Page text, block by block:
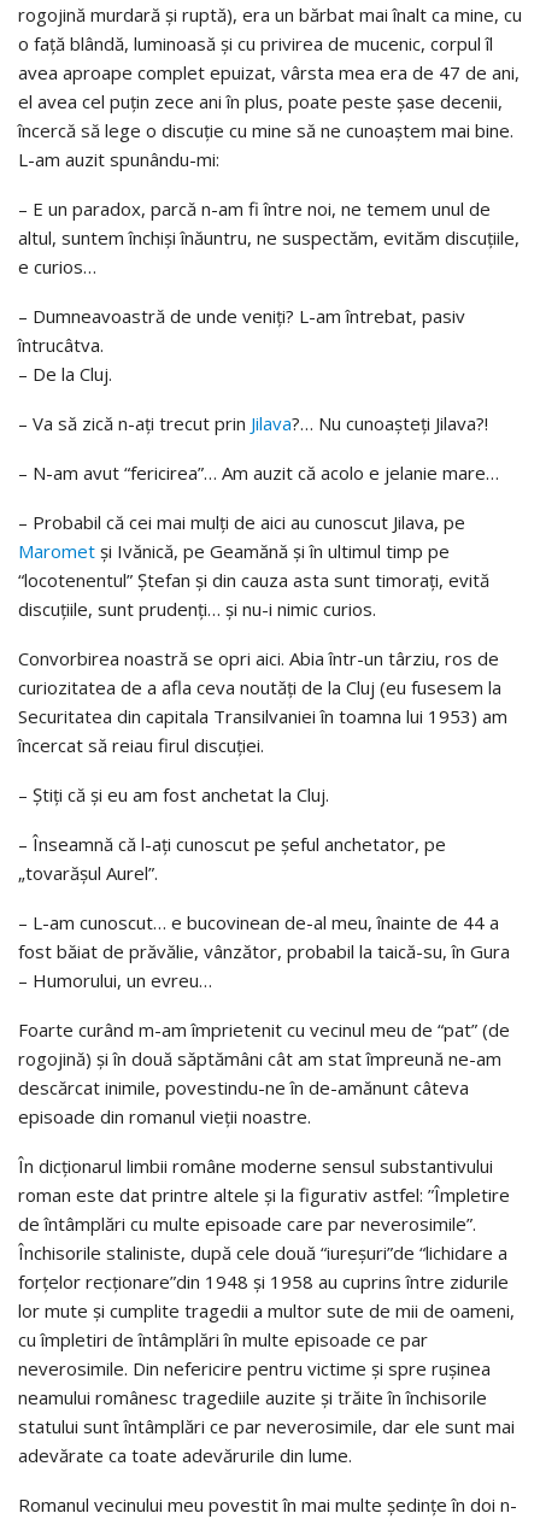
rogojină murdară şi ruptă), era un bărbat mai înalt ca mine, cu
o faţă blândă, luminoasă şi cu privirea de mucenic, corpul îl
avea aproape complet epuizat, vârsta mea era de 47 de ani,
el avea cel puţin zece ani în plus, poate peste şase decenii,
încercă să lege o discuţie cu mine să ne cunoaștem mai bine.
L-am auzit spunându-mi:
– E un paradox, parcă n-am fi între noi, ne temem unul de
altul, suntem închişi înăuntru, ne suspectăm, evităm discuţiile,
e curios…
– Dumneavoastră de unde veniţi? L-am întrebat, pasiv
întrucâtva.
– De la Cluj.
– Va să zică n-aţi trecut prin Jilava?… Nu cunoaşteţi Jilava?!
– N-am avut “fericirea”… Am auzit că acolo e jelanie mare…
– Probabil că cei mai mulţi de aici au cunoscut Jilava, pe
Maromet şi Ivănică, pe Geamănă şi în ultimul timp pe
“locotenentul” Ştefan şi din cauza asta sunt timoraţi, evită
discuţiile, sunt prudenţi… şi nu-i nimic curios.
Convorbirea noastră se opri aici. Abia într-un târziu, ros de
curiozitatea de a afla ceva noutăţi de la Cluj (eu fusesem la
Securitatea din capitala Transilvaniei în toamna lui 1953) am
încercat să reiau firul discuţiei.
– Ştiţi că şi eu am fost anchetat la Cluj.
– Înseamnă că l-aţi cunoscut pe şeful anchetator, pe
„tovarăşul Aurel”.
– L-am cunoscut… e bucovinean de-al meu, înainte de 44 a
fost băiat de prăvălie, vânzător, probabil la taică-su, în Gura
– Humorului, un evreu…
Foarte curând m-am împrietenit cu vecinul meu de “pat” (de
rogojină) şi în două săptămâni cât am stat împreună ne-­am
descărcat inimile, povestindu-ne în de-amănunt câteva
episoade din romanul vieţii noastre.
În dicţionarul limbii române moderne sensul substantivului
roman este dat printre altele şi la figurativ astfel: ”Împletire
de întâmplări cu multe episoade care par neverosimile”.
Închisorile staliniste, după cele două “iureşuri”de “lichidare a
forţelor recţionare”din 1948 şi 1958 au cuprins între zidurile
lor mute şi cumplite tragedii a multor sute de mii de oameni,
cu împletiri de întâmplări în multe episoade ce par
neverosimile. Din nefericire pentru victime şi spre ruşinea
neamului românesc tragediile auzite şi trăite în închisorile
statului sunt întâmplări ce par neverosimile, dar ele sunt mai
adevărate ca toate adevărurile din lume.
Romanul vecinului meu povestit în mai multe şedinţe în doi n-